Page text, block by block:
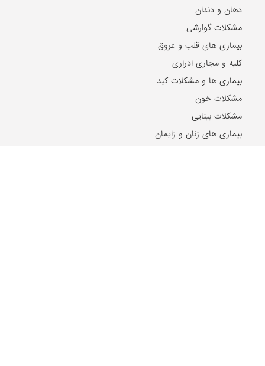
دهان و دندان
مشکلات گوارشی
بیماری های قلب و عروق
کلیه و مجاری ادراری
بیماری ها و مشکلات کبد
مشکلات خون
مشکلات بینایی
بیماری های زنان و زایمان